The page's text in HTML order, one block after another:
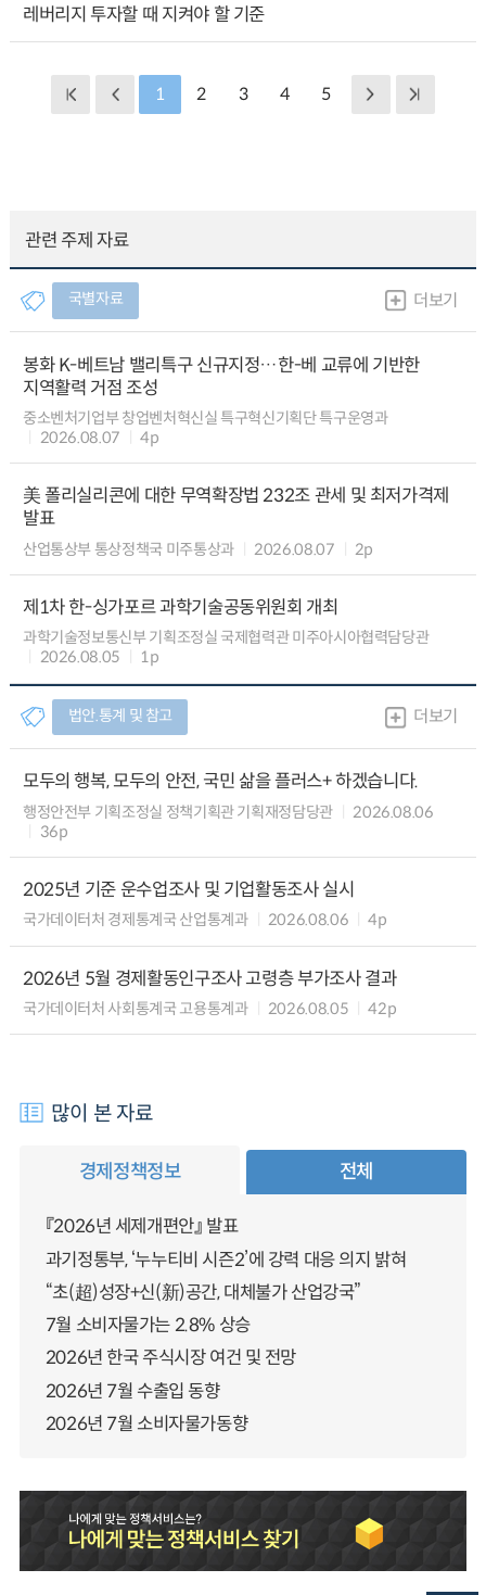
레버리지 투자할 때 지켜야 할 기준
1 2 3 4 5
관련 주제 자료
국별자료 더보기
봉화 K-베트남 밸리특구 신규지정…한-베 교류에 기반한
지역활력 거점 조성
중소벤처기업부 창업벤처혁신실 특구혁신기획단 특구운영과
2026.08.07
4p
美 폴리실리콘에 대한 무역확장법 232조 관세 및 최저가격제
발표
산업통상부 통상정책국 미주통상과 2026.08.07 2p
제1차 한-싱가포르 과학기술공동위원회 개최
과학기술정보통신부 기획조정실 국제협력관 미주아시아협력담당관
2026.08.05
1p
법안.통계 및 참고 더보기
모두의 행복, 모두의 안전, 국민 삶을 플러스+ 하겠습니다.
행정안전부 기획조정실 정책기획관 기획재정담당관
2026.08.06
36p
2025년 기준 운수업조사 및 기업활동조사 실시
국가데이터처 경제통계국 산업통계과 2026.08.06 4p
2026년 5월 경제활동인구조사 고령층 부가조사 결과
국가데이터처 사회통계국 고용통계과 2026.08.05 42p
많이 본 자료
경제정책정보 전체
『2026년 세제개편안』 발표
과기정통부, ‘누누티비 시즌2’에 강력 대응 의지 밝혀
“초(超)성장+신(新)공간, 대체불가 산업강국”
7월 소비자물가는 2.8% 상승
2026년 한국 주식시장 여건 및 전망
2026년 7월 수출입 동향
2026년 7월 소비자물가동향